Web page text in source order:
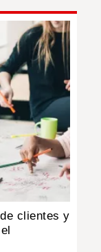
clientes y